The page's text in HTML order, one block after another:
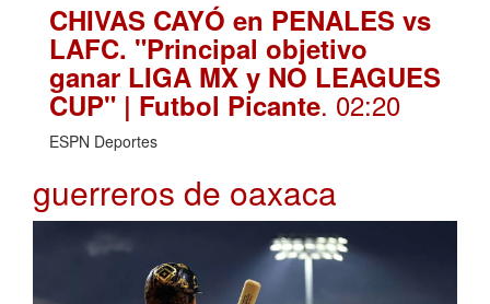
CHIVAS CAYÓ en PENALES vs
LAFC. "Principal objetivo
ganar LIGA MX y NO LEAGUES
CUP" | Futbol Picante. 02:20
ESPN Deportes
guerreros de oaxaca